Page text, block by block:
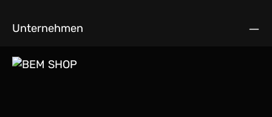
Unternehmen